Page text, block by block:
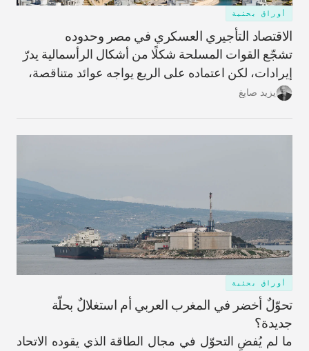
أوراق بحثية
الاقتصاد التأجيري العسكري في مصر وحدوده
تشجّع القوات المسلحة شكلًا من أشكال الرأسمالية يدرّ
إيرادات، لكن اعتماده على الريع يواجه عوائد متناقصة،
ما يحمّل البلاد تكاليف ضخمة غير قابلة للاسترداد وعوائد
يزيد صايغ
أوراق بحثية
تحوّلٌ أخضر في المغرب العربي أم استغلالٌ بحلّة
جديدة؟
ما لم يُفضِ التحوّل في مجال الطاقة الذي يقوده الاتحاد